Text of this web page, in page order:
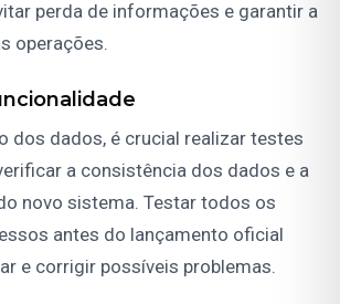
perda de informações e garantir a
operações.
dos dados, é crucial realizar testes
a consistência dos dados e a
novo sistema. Testar todos os
antes do lançamento oficial
e corrigir possíveis problemas.